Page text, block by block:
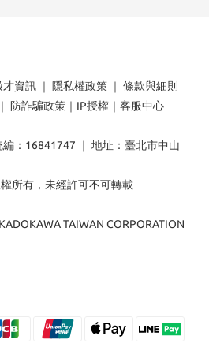
才資訊 ｜ 隱私權政策 ｜ 條款與細則
｜ 防詐騙政策 ｜ IP授權 ｜ 客服中心
：16841747 ｜ 地址：臺北市中山
所有，未經許可不可轉載
TAIWAN CORPORATION